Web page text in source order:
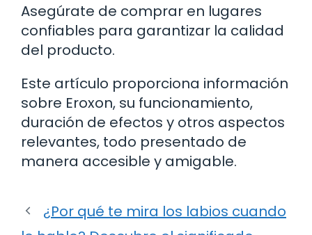
Asegúrate de comprar en lugares
confiables para garantizar la calidad
del producto.
Este artículo proporciona información
sobre Eroxon, su funcionamiento,
duración de efectos y otros aspectos
relevantes, todo presentado de
manera accesible y amigable.
¿Por qué te mira los labios cuando